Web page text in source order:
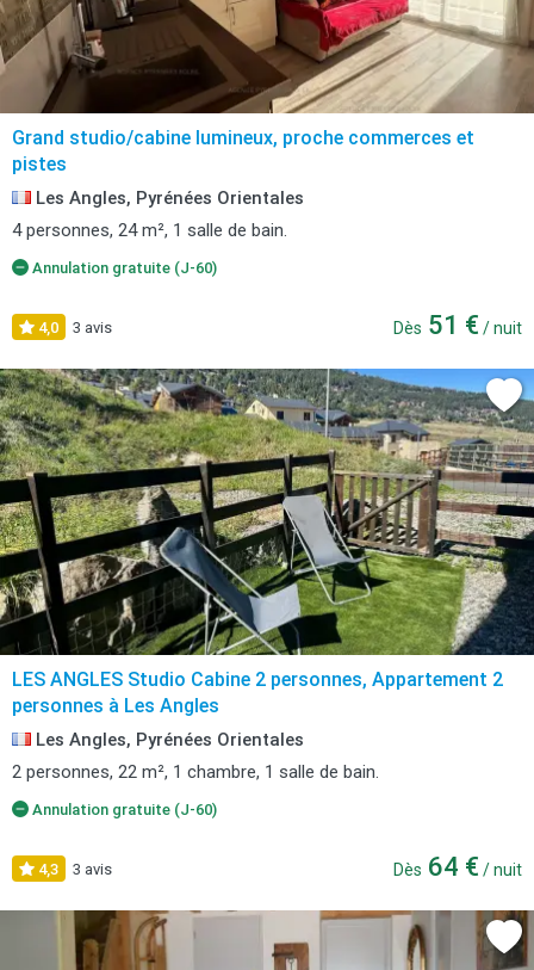
Grand studio/cabine lumineux, proche commerces et
pistes
Les Angles, Pyrénées Orientales
4 personnes, 24 m², 1 salle de bain.
Annulation gratuite (J-60)
4,0 3 avis Dès 51 € / nuit
LES ANGLES Studio Cabine 2 personnes, Appartement 2
personnes à Les Angles
Les Angles, Pyrénées Orientales
2 personnes, 22 m², 1 chambre, 1 salle de bain.
Annulation gratuite (J-60)
4,3 3 avis Dès 64 € / nuit